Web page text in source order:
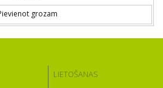
grozam
LIETOŠANAS